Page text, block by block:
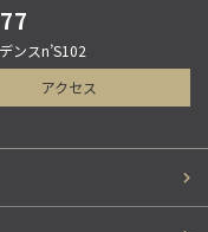
ンスn’S102
アクセス